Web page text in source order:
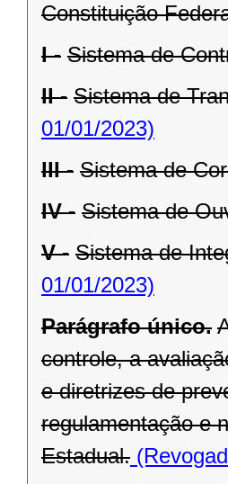
Constituição
I - Sistema de
II - Sistema de
01/01/2023)
III - Sistema de
IV - Sistema de
V - Sistema de
01/01/2023)
Parágrafo único.
controle, a
e diretrizes de
regulamentação e
Estadual.